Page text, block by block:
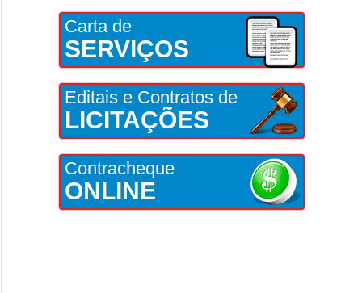
Carta de
SERVIÇOS
Editais e Contratos de
LICITAÇÕES
Contracheque
ONLINE